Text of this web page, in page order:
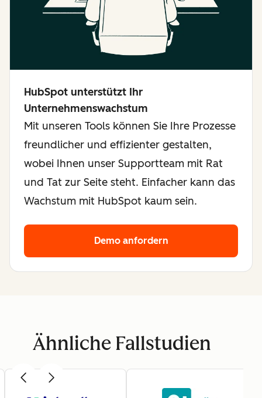
HubSpot unterstützt Ihr
Unternehmenswachstum
Mit unseren Tools können Sie Ihre Prozesse
freundlicher und effizienter gestalten,
wobei Ihnen unser Supportteam mit Rat
und Tat zur Seite steht. Einfacher kann das
Wachstum mit HubSpot kaum sein.
Demo anfordern
Ähnliche Fallstudien